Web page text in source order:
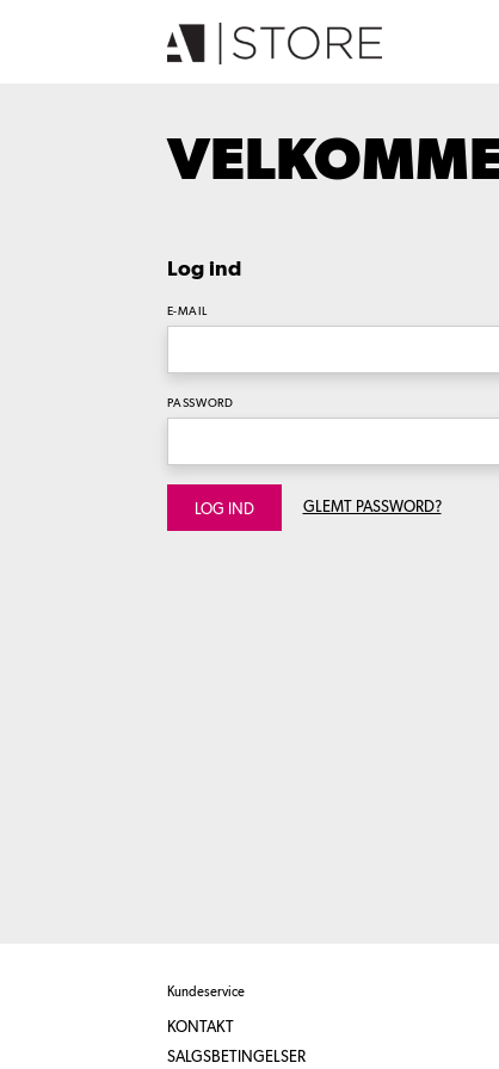
Log ind
E-MAIL
PASSWORD
LOG IND GLEMT PASSWORD?
Kundeservice
KONTAKT
SALGSBETINGELSER